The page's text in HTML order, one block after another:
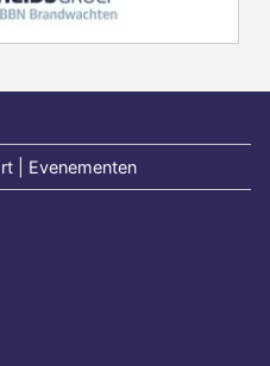
| Evenementen